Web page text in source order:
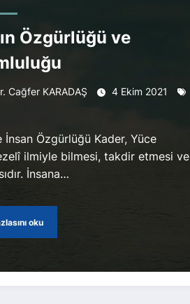
Özgürlüğü ve
Cağfer KARADAŞ
4 Ekim 2021
İnsan Özgürlüğü Kader, Yüce
ezelî ilmiyle bilmesi, takdir etmesi ve
İnsana…
oku